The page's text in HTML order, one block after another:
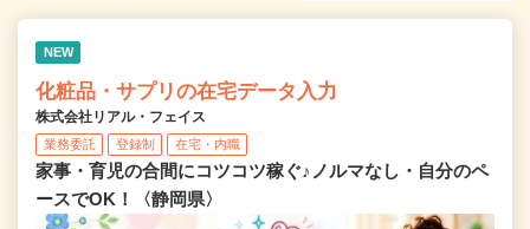
NEW
化粧品・サプリの在宅データ入力
株式会社リアル・フェイス
業務委託 登録制 在宅・内職
家事・育児の合間にコツコツ稼ぐ♪ノルマなし・自分のペ
ースでOK！〈静岡県〉